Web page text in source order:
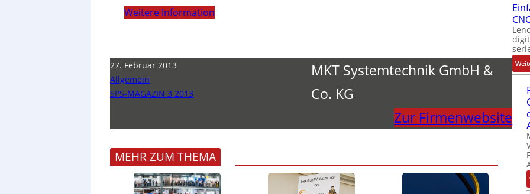
Weitere Information
27. Februar 2013
Allgemein
SPS-MAGAZIN 3 2013
MKT Systemtechnik GmbH &
Co. KG
Zur Firmenwebsite
MEHR ZUM THEMA